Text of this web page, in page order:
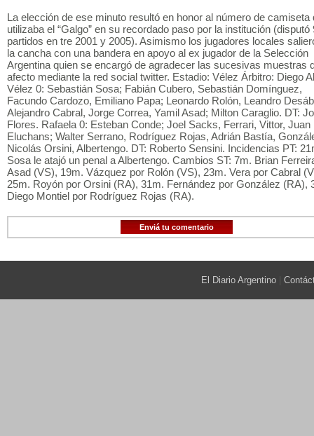
La elección de ese minuto resultó en honor al número de camiseta
utilizaba el “Galgo” en su recordado paso por la institución (disputó
partidos en tre 2001 y 2005). Asimismo los jugadores locales
la cancha con una bandera en apoyo al ex jugador de la Selección
Argentina quien se encargó de agradecer las sucesivas muestras
afecto mediante la red social twitter. Estadio: Vélez Árbitro: Diego
Vélez 0: Sebastián Sosa; Fabián Cubero, Sebastián Domínguez,
Facundo Cardozo, Emiliano Papa; Leonardo Rolón, Leandro
Alejandro Cabral, Jorge Correa, Yamil Asad; Milton Caraglio. DT:
Flores. Rafaela 0: Esteban Conde; Joel Sacks, Ferrari, Vittor, Juan
Eluchans; Walter Serrano, Rodríguez Rojas, Adrián Bastía,
Nicolás Orsini, Albertengo. DT: Roberto Sensini. Incidencias PT:
Sosa le atajó un penal a Albertengo. Cambios ST: 7m. Brian
Asad (VS), 19m. Vázquez por Rolón (VS), 23m. Vera por Cabral
25m. Royón por Orsini (RA), 31m. Fernández por González (RA),
Diego Montiel por Rodríguez Rojas (RA).
Enviá tu comentario
El Diario Argentino